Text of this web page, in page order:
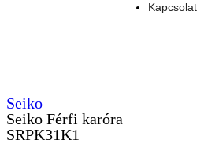
Kapcsolat
Seiko
Seiko Férfi karóra
SRPK31K1